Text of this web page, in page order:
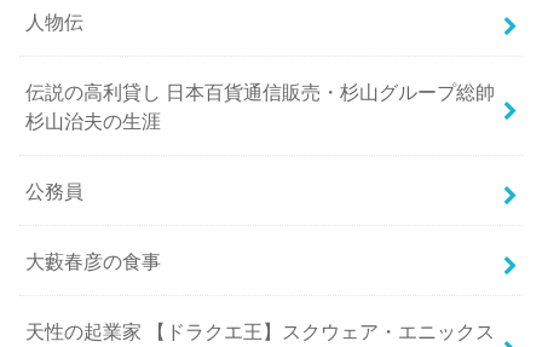
人物伝
伝説の高利貸し 日本百貨通信販売・杉山グループ総帥
杉山治夫の生涯
公務員
大藪春彦の食事
天性の起業家 【ドラクエ王】スクウェア・エニックス